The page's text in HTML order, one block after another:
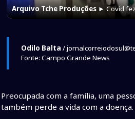
Arquivo Tche Produções ► Covid
Odilo Balta /
Fonte: Campo Grande News
Preocupada com a família, uma
também perde a vida com a